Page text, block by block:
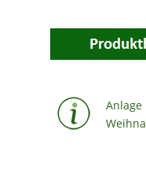
Anlage